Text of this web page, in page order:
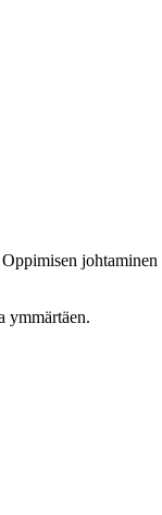
ymmärtäen.